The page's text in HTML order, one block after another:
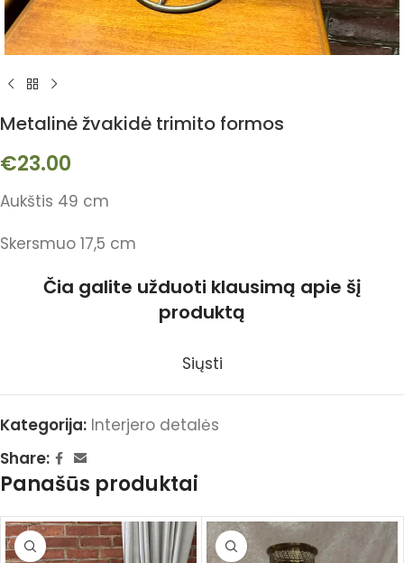
Metalinė žvakidė trimito formos
€23.00
Aukštis 49 cm
Skersmuo 17,5 cm
Čia galite užduoti klausimą apie šį
produktą
Siųsti
Kategorija: Interjero detalės
Share:
Panašūs produktai